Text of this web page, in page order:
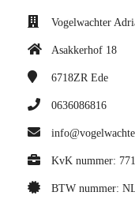
Vogelwachter
Asakkerhof 18
6718ZR Ede
0636086816
KvK nummer:
BTW nummer: